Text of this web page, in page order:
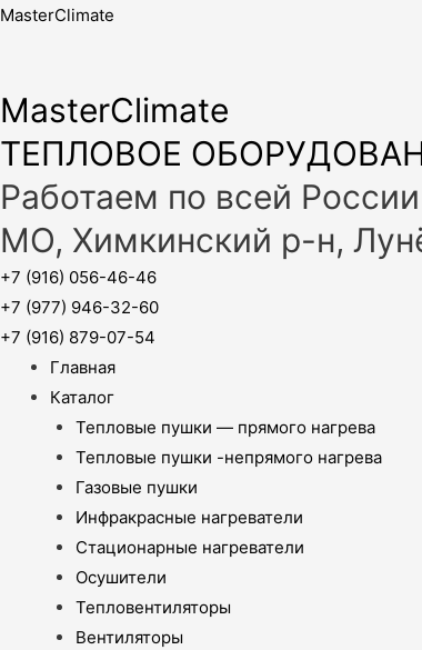
MasterClimate
MasterClimate
ТЕПЛОВОЕ
Работаем по всей России
МО, Химкинский р-н,
+7 (916) 056-46-46
+7 (977) 946-32-60
+7 (916) 879-07-54
Главная
Каталог
Тепловые пушки — прямого нагрева
Тепловые пушки -непрямого нагрева
Газовые пушки
Инфракрасные нагреватели
Стационарные нагреватели
Осушители
Тепловентиляторы
Вентиляторы